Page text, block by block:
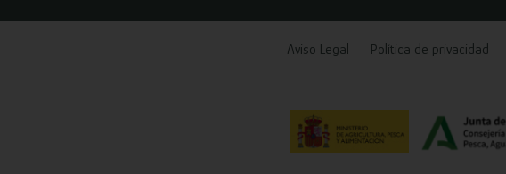
Aviso Legal Política de privacidad